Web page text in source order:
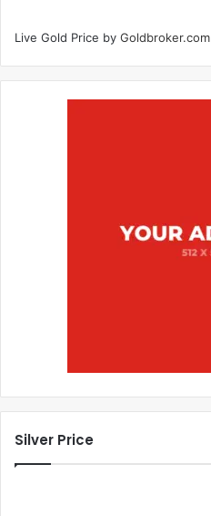
Live Gold Price by Goldbroker.com
Silver Price